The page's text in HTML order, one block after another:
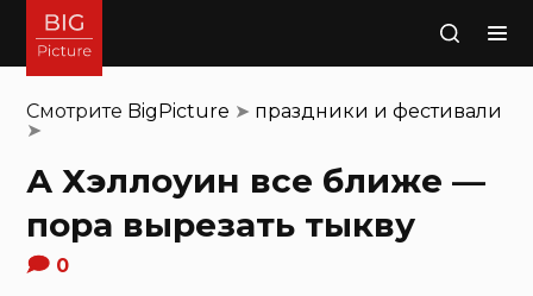
Поиск
Смотрите BigPicture ➤ праздники и фестивали
➤
А Хэллоуин все ближе —
пора вырезать тыкву
0